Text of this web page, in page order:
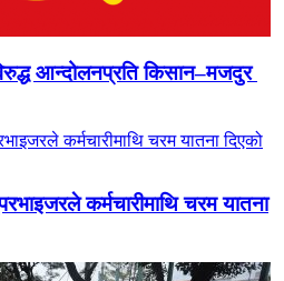
आन्दोलनप्रति किसान–मजदुर
कर्मचारीमाथि चरम यातना